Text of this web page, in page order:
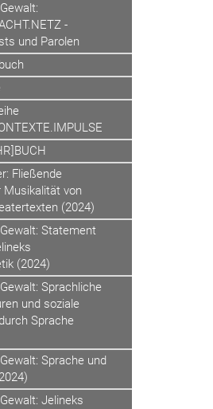
-
und Parolen
Fließende
Musikalität von
(2024)
Statement
(2024)
Sprachliche
und soziale
Sprache
Sprache und
Jelineks